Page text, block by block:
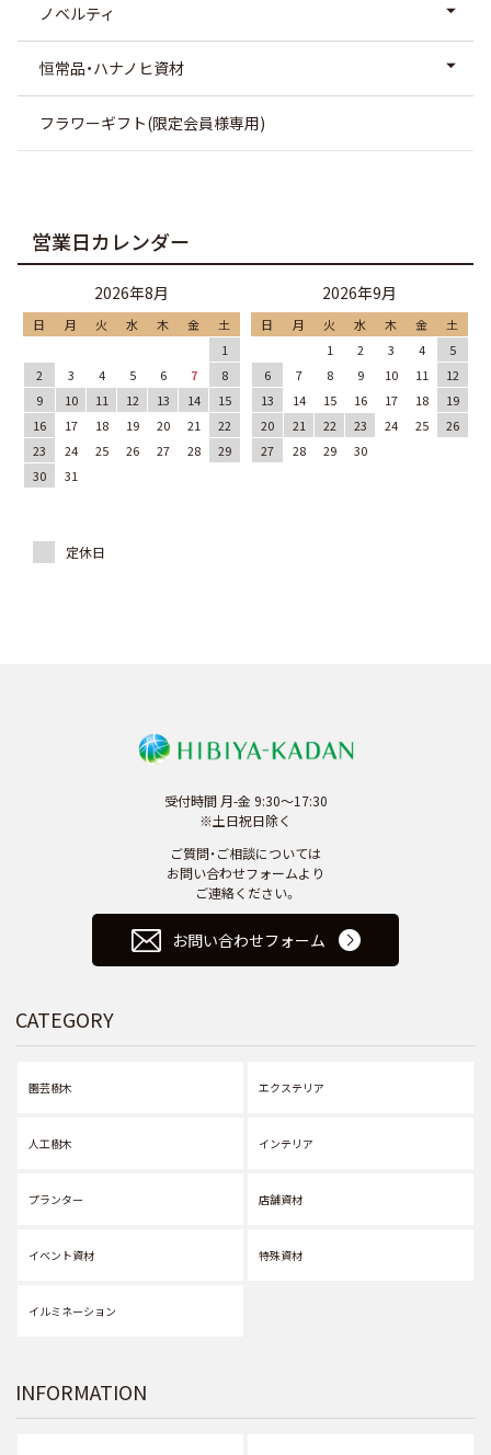
ノベルティ
恒常品・ハナノヒ資材
フラワーギフト(限定会員様専用)
営業日カレンダー
2026年8月
日 月 火 水 木 金
土
1
2
3 4 5 6 7
8
9
10 11 12 13 14
15
16
17 18 19 20 21
22
23
24 25 26 27 28
29
30
31
2026年9月
日 月 火 水 木 金
土
1
2 3 4
5
6
7 8 9 10 11
12
13
14 15 16 17 18
19
20
21 22 23 24 25
26
27
28 29 30
受付時間 月-金 9:30～17:30
※土日祝日除く
ご質問・ご相談については
お問い合わせフォームより
ご連絡ください。
お問い合わせフォーム
CATEGORY
園芸樹木
人工樹木
プランター
イベント資材
イルミネーション
エクステリア
インテリア
店舗資材
特殊資材
INFORMATION